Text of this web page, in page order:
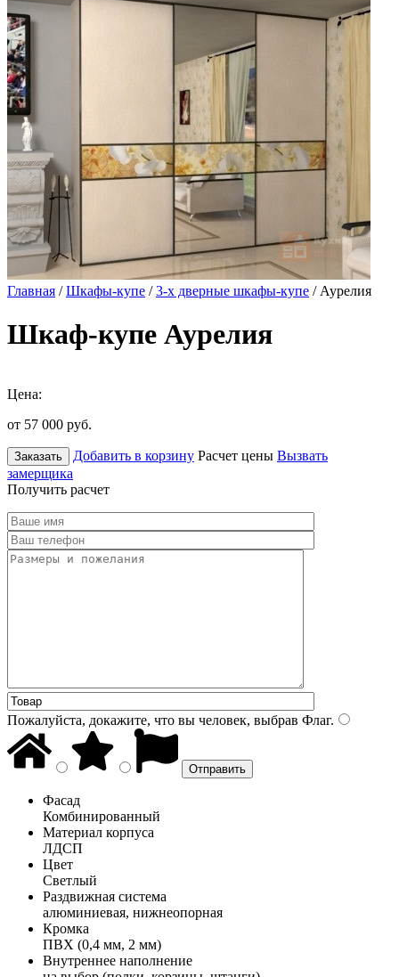
Главная /Шкафы-купе /3-х дверные шкафы-купе / Аурелия
Шкаф-купе Аурелия
Цена:
от 57 000 руб.
Заказать Добавить в корзину Расчет цены Вызвать
замерщика
Получить расчет
Пожалуйста, докажите, что вы человек, выбрав Флаг.
Фасад
Комбинированный
Материал корпуса
ЛДСП
Цвет
Светлый
Раздвижная система
алюминиевая, нижнеопорная
Кромка
ПВХ (0,4 мм, 2 мм)
Внутреннее наполнение